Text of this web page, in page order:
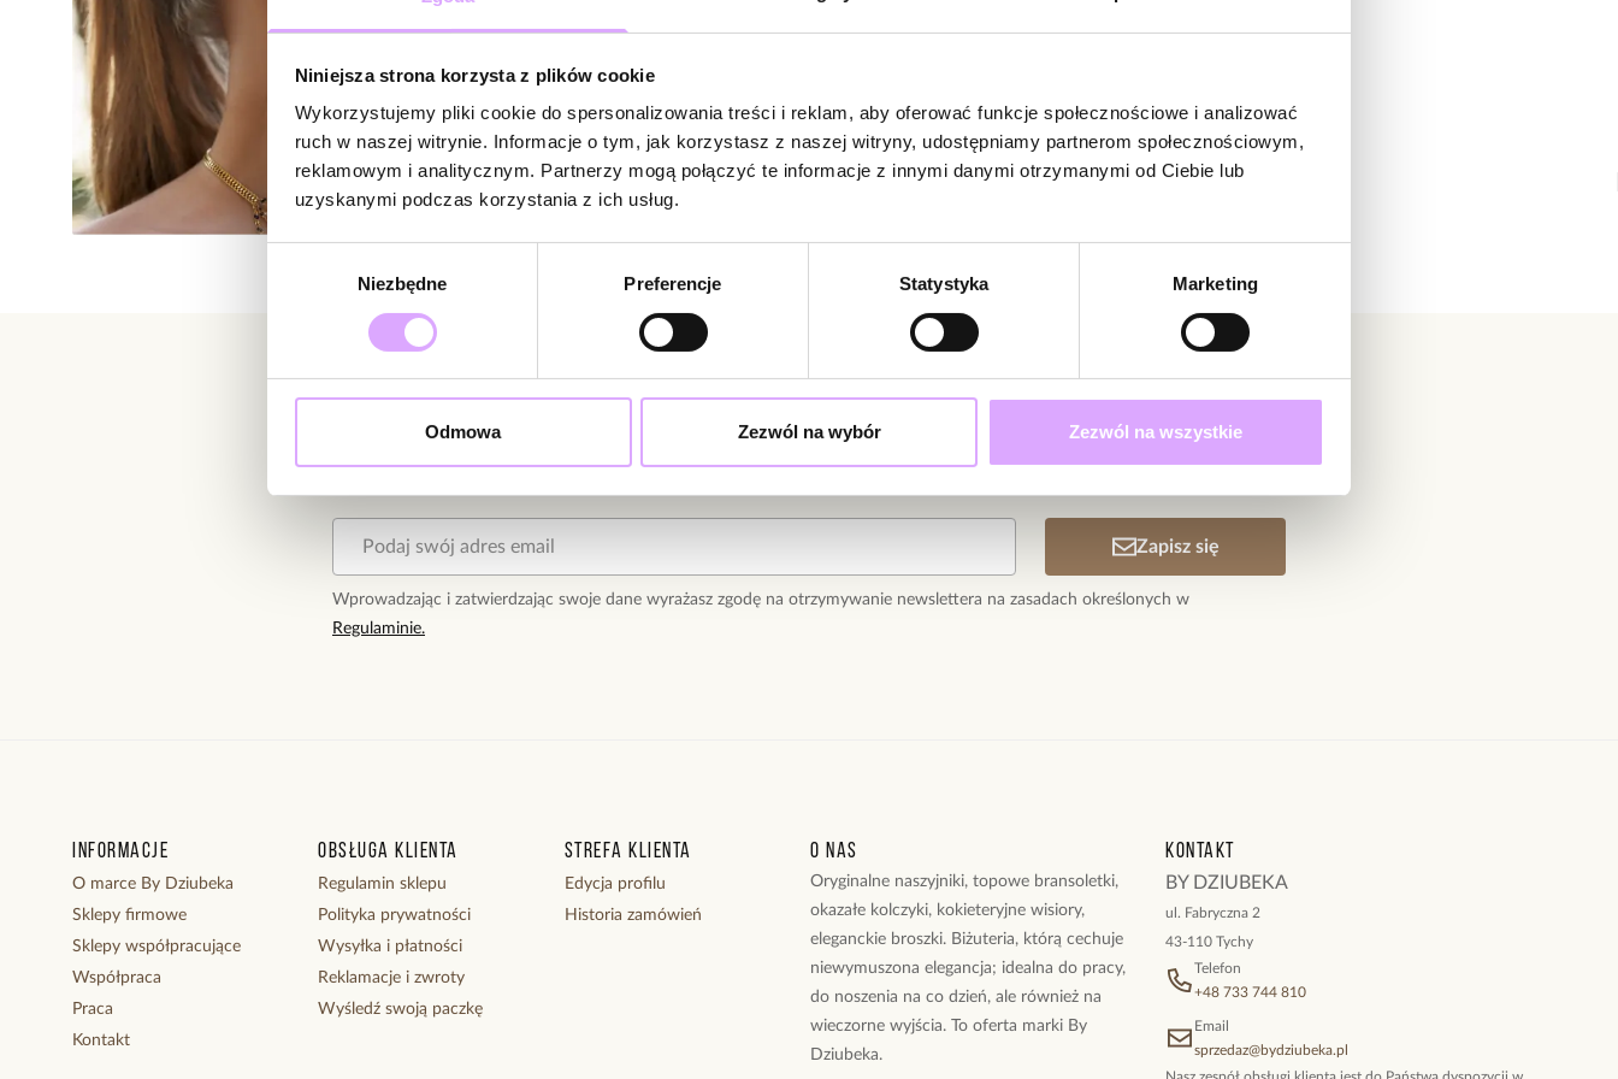
Niniejsza strona korzysta z plików cookie
Wykorzystujemy pliki cookie do spersonalizowania treści i reklam, aby oferować funkcje społecznościowe i analizować
ruch w naszej witrynie. Informacje o tym, jak korzystasz z naszej witryny, udostępniamy partnerom społecznościowym,
reklamowym i analitycznym. Partnerzy mogą połączyć te informacje z innymi danymi otrzymanymi od Ciebie lub
uzyskanymi podczas korzystania z ich usług.
Niezbędne Preferencje Statystyka Marketing
Odmowa Zezwól na wybór Zezwól na wszystkie
W naszej witrynie opinie mogą dodawać tylko osoby, które
Dodaj opinię
Newsletter
Bądź na bieżąco z nowościami i promocjami!
Zapisz się
Wprowadzając i zatwierdzając swoje dane wyrażasz zgodę na otrzymywanie newslettera na zasadach określonych w
Regulaminie.
Informacje
O marce By Dziubeka
Sklepy firmowe
Sklepy współpracujące
Współpraca
Praca
Kontakt
Obsługa klienta
Regulamin sklepu
Polityka prywatności
Wysyłka i płatności
Reklamacje i zwroty
Wyśledź swoją paczkę
Strefa klienta
Edycja profilu
Historia zamówień
O nas
Oryginalne naszyjniki, topowe bransoletki,
okazałe kolczyki, kokieteryjne wisiory,
eleganckie broszki. Biżuteria, którą cechuje
niewymuszona elegancja; idealna do pracy,
do noszenia na co dzień, ale również na
wieczorne wyjścia. To oferta marki By
Dziubeka.
Kontakt
BY DZIUBEKA
ul. Fabryczna 2
43-110 Tychy
Telefon
+48 733 744 810
Email
sprzedaz@bydziubeka.pl